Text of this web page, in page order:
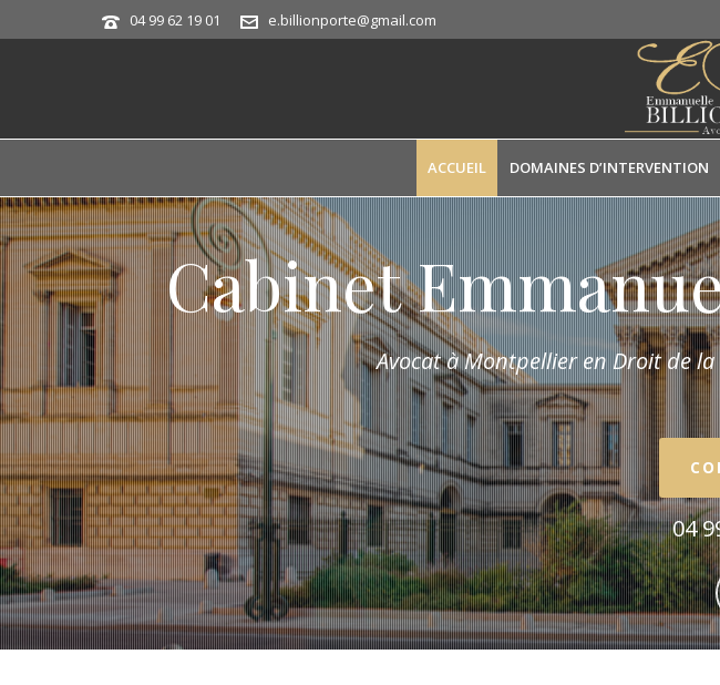
04 99 62 19 01 e.billionporte@gmail.com
ACCUEIL DOMAINES D’INTERVENTION
Cabinet
Avocat à Montpellier en Droit de la
04